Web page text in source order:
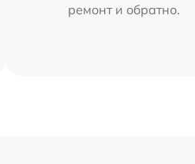
ремонт и обратно.